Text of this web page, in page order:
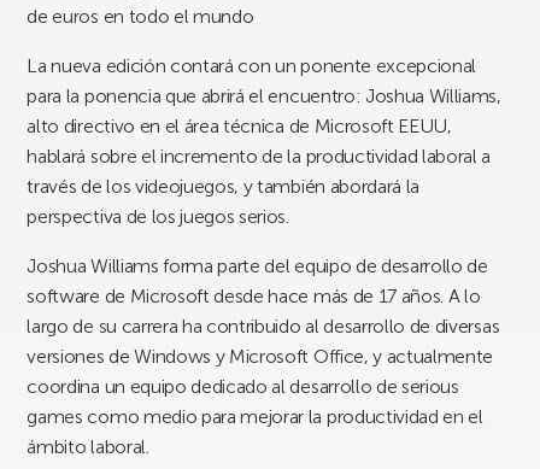
de euros en todo el mundo
La nueva edición contará con un ponente excepcional
para la ponencia que abrirá el encuentro: Joshua Williams,
alto directivo en el área técnica de Microsoft EEUU,
hablará sobre el incremento de la productividad laboral a
través de los videojuegos, y también abordará la
perspectiva de los juegos serios.
Joshua Williams forma parte del equipo de desarrollo de
software de Microsoft desde hace más de 17 años. A lo
largo de su carrera ha contribuido al desarrollo de diversas
versiones de Windows y Microsoft Office, y actualmente
coordina un equipo dedicado al desarrollo de serious
games como medio para mejorar la productividad en el
ámbito laboral.